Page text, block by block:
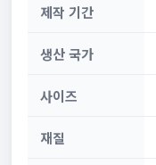
제작 기간
생산 국가
사이즈
재질